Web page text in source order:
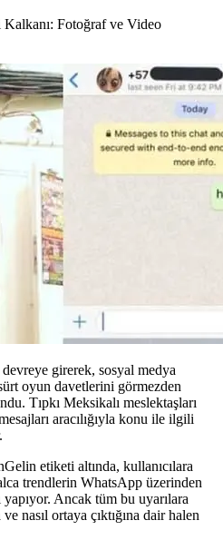
Fotoğraf ve Video
girerek, sosyal medya
oyun davetlerini görmezden
Tıpkı Meksikalı meslektaşları
aracılığıyla konu ile ilgili
etiketi altında, kullanıcılara
trendlerin WhatsApp üzerinden
yapıyor. Ancak tüm bu uyarılara
nasıl ortaya çıktığına dair halen